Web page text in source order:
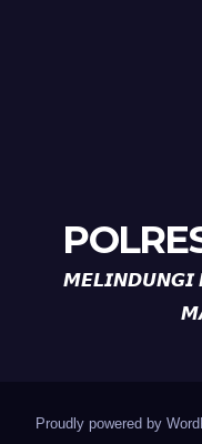
𝙈𝙀𝙇𝙄𝙉𝘿𝙐𝙉𝙂𝙄
Proudly powered by